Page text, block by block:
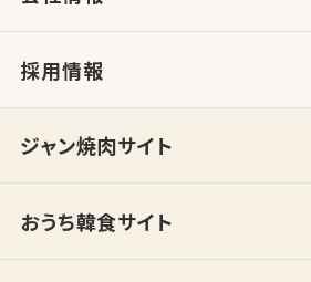
採用情報
ジャン焼肉サイト
おうち韓食サイト